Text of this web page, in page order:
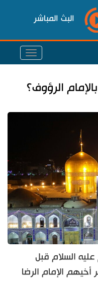
البث المباشر
الرؤوف؟
السلام قبل
أخيهم الإمام الرضا